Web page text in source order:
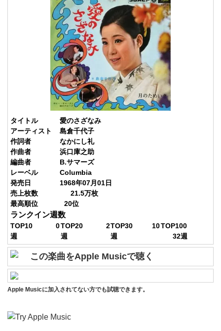
タイトル
愛のさざなみ
アーティスト
島倉千代子
作詞者
なかにし礼
作曲者
浜口庫之助
編曲者
B.サマーズ
レーベル
Columbia
発売日
1968年07月01日
売上枚数
21.5万枚
最高順位
20位
ランクイン週数
TOP10
0
週
TOP20
2
週
TOP30
10
週
TOP100
32週
この楽曲をApple Musicで聴く
Apple Musicに加入されてない方でも試聴できます。